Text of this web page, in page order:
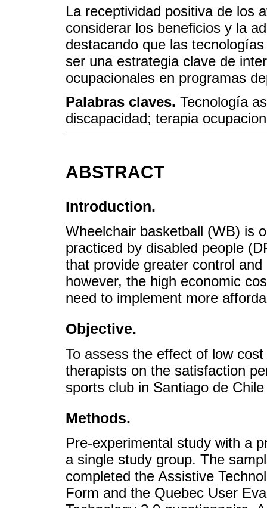
La receptividad positiva de los
considerar los beneficios y la
destacando que las
ser una estrategia clave de
ocupacionales en programas
Palabras claves. Tecnología
discapacidad; terapia
ABSTRACT
Introduction.
Wheelchair basketball (WB) is
practiced by disabled people
that provide greater control
however, the high economic
need to implement more
Objective.
To assess the effect of low
therapists on the satisfaction
sports club in Santiago de
Methods.
Pre-experimental study with a
a single study group. The
completed the Assistive
Form and the Quebec User